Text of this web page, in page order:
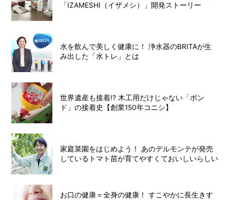
「IZAMESHI（イザメシ）」開発ストーリー
水を飲んで美しく健康に！ 浄水器のBRITAが生
み出した「水トレ」とは
世界遺産も接着!? 木工用だけじゃない「ボン
ド」の接着史【創業150年コニシ】
家庭菜園をはじめよう！ あのデルモンテが発売
しているトマト苗が育てやすくておいしいらしい
お口の健康＝全身の健康！ すこやかに長生きす